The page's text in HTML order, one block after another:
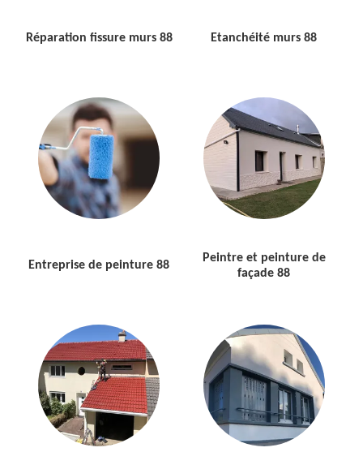
Réparation fissure murs 88 Etanchéité murs 88
Entreprise de peinture 88
Peintre et peinture de
façade 88